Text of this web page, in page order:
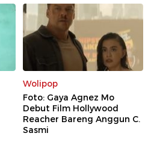
Wolipop
Foto: Gaya Agnez Mo
Debut Film Hollywood
Reacher Bareng Anggun C.
Sasmi